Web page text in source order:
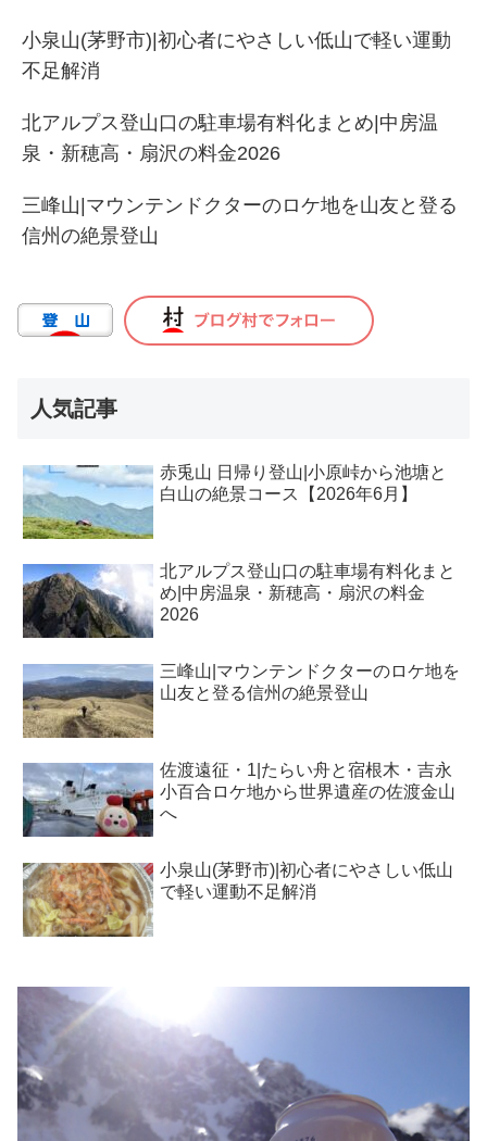
小泉山(茅野市)|初心者にやさしい低山で軽い運動
不足解消
北アルプス登山口の駐車場有料化まとめ|中房温
泉・新穂高・扇沢の料金2026
三峰山|マウンテンドクターのロケ地を山友と登る
信州の絶景登山
人気記事
赤兎山 日帰り登山|小原峠から池塘と
白山の絶景コース【2026年6月】
北アルプス登山口の駐車場有料化まと
め|中房温泉・新穂高・扇沢の料金
2026
三峰山|マウンテンドクターのロケ地を
山友と登る信州の絶景登山
佐渡遠征・1|たらい舟と宿根木・吉永
小百合ロケ地から世界遺産の佐渡金山
へ
小泉山(茅野市)|初心者にやさしい低山
で軽い運動不足解消